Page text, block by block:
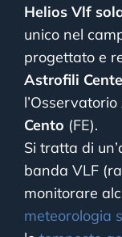
Helios Vlf
unico nel
progettato e
Astrofili
Cento (FE).
Si tratta di
banda VLF
monitorare
meteorologia